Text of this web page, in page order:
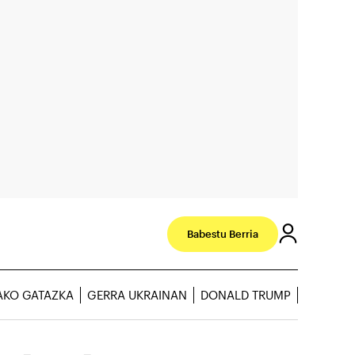
Babestu Berria
GATAZKA GERRA UKRAINAN DONALD TRUMP